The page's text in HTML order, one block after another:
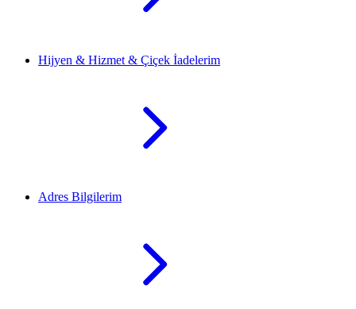
Hijyen & Hizmet & Çiçek İadelerim
Adres Bilgilerim